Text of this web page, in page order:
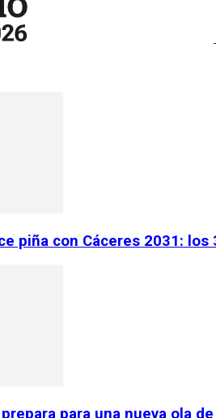
piña con Cáceres 2031:
para una nueva ola